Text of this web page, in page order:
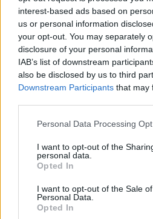
interest-based ads based on
us or personal information
your opt-out. You may separately
disclosure of your personal
IAB’s list of downstream
also be disclosed by us to third
Downstream Participants that may
Personal Data Processing
I want to opt-out of the
personal data.
Opted In
I want to opt-out of the Sale
Personal Data.
Opted In
εξακολούθηση, με σκοπό
βαθμού κακουργήματος.
Ο ίδιος στην απολογία
επανέλαβε ότι έχει
του και ότι κατέβασε τα
ποιος τα ανέβασε ξανά.
Κατά την έξοδό του από τα
58χρονος παρουσιαστής
απαντήσει σε ερωτήσεις
εάν έχει να πει κάτι στις